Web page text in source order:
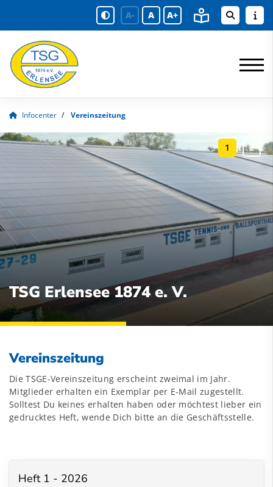
A- A A+
Infocenter Vereinszeitung
TSG Erlensee 1874 e. V.
Vereinszeitung
Die TSGE-Vereinszeitung erscheint zweimal im Jahr.
Mitglieder erhalten ein Exemplar per E-Mail zugestellt.
Solltest Du keines erhalten haben oder möchtest lieber ein
gedrucktes Heft, wende Dich bitte an die Geschäftsstelle.
Heft 1 - 2026